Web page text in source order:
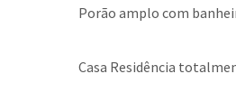
Porão amplo com
Casa Residência